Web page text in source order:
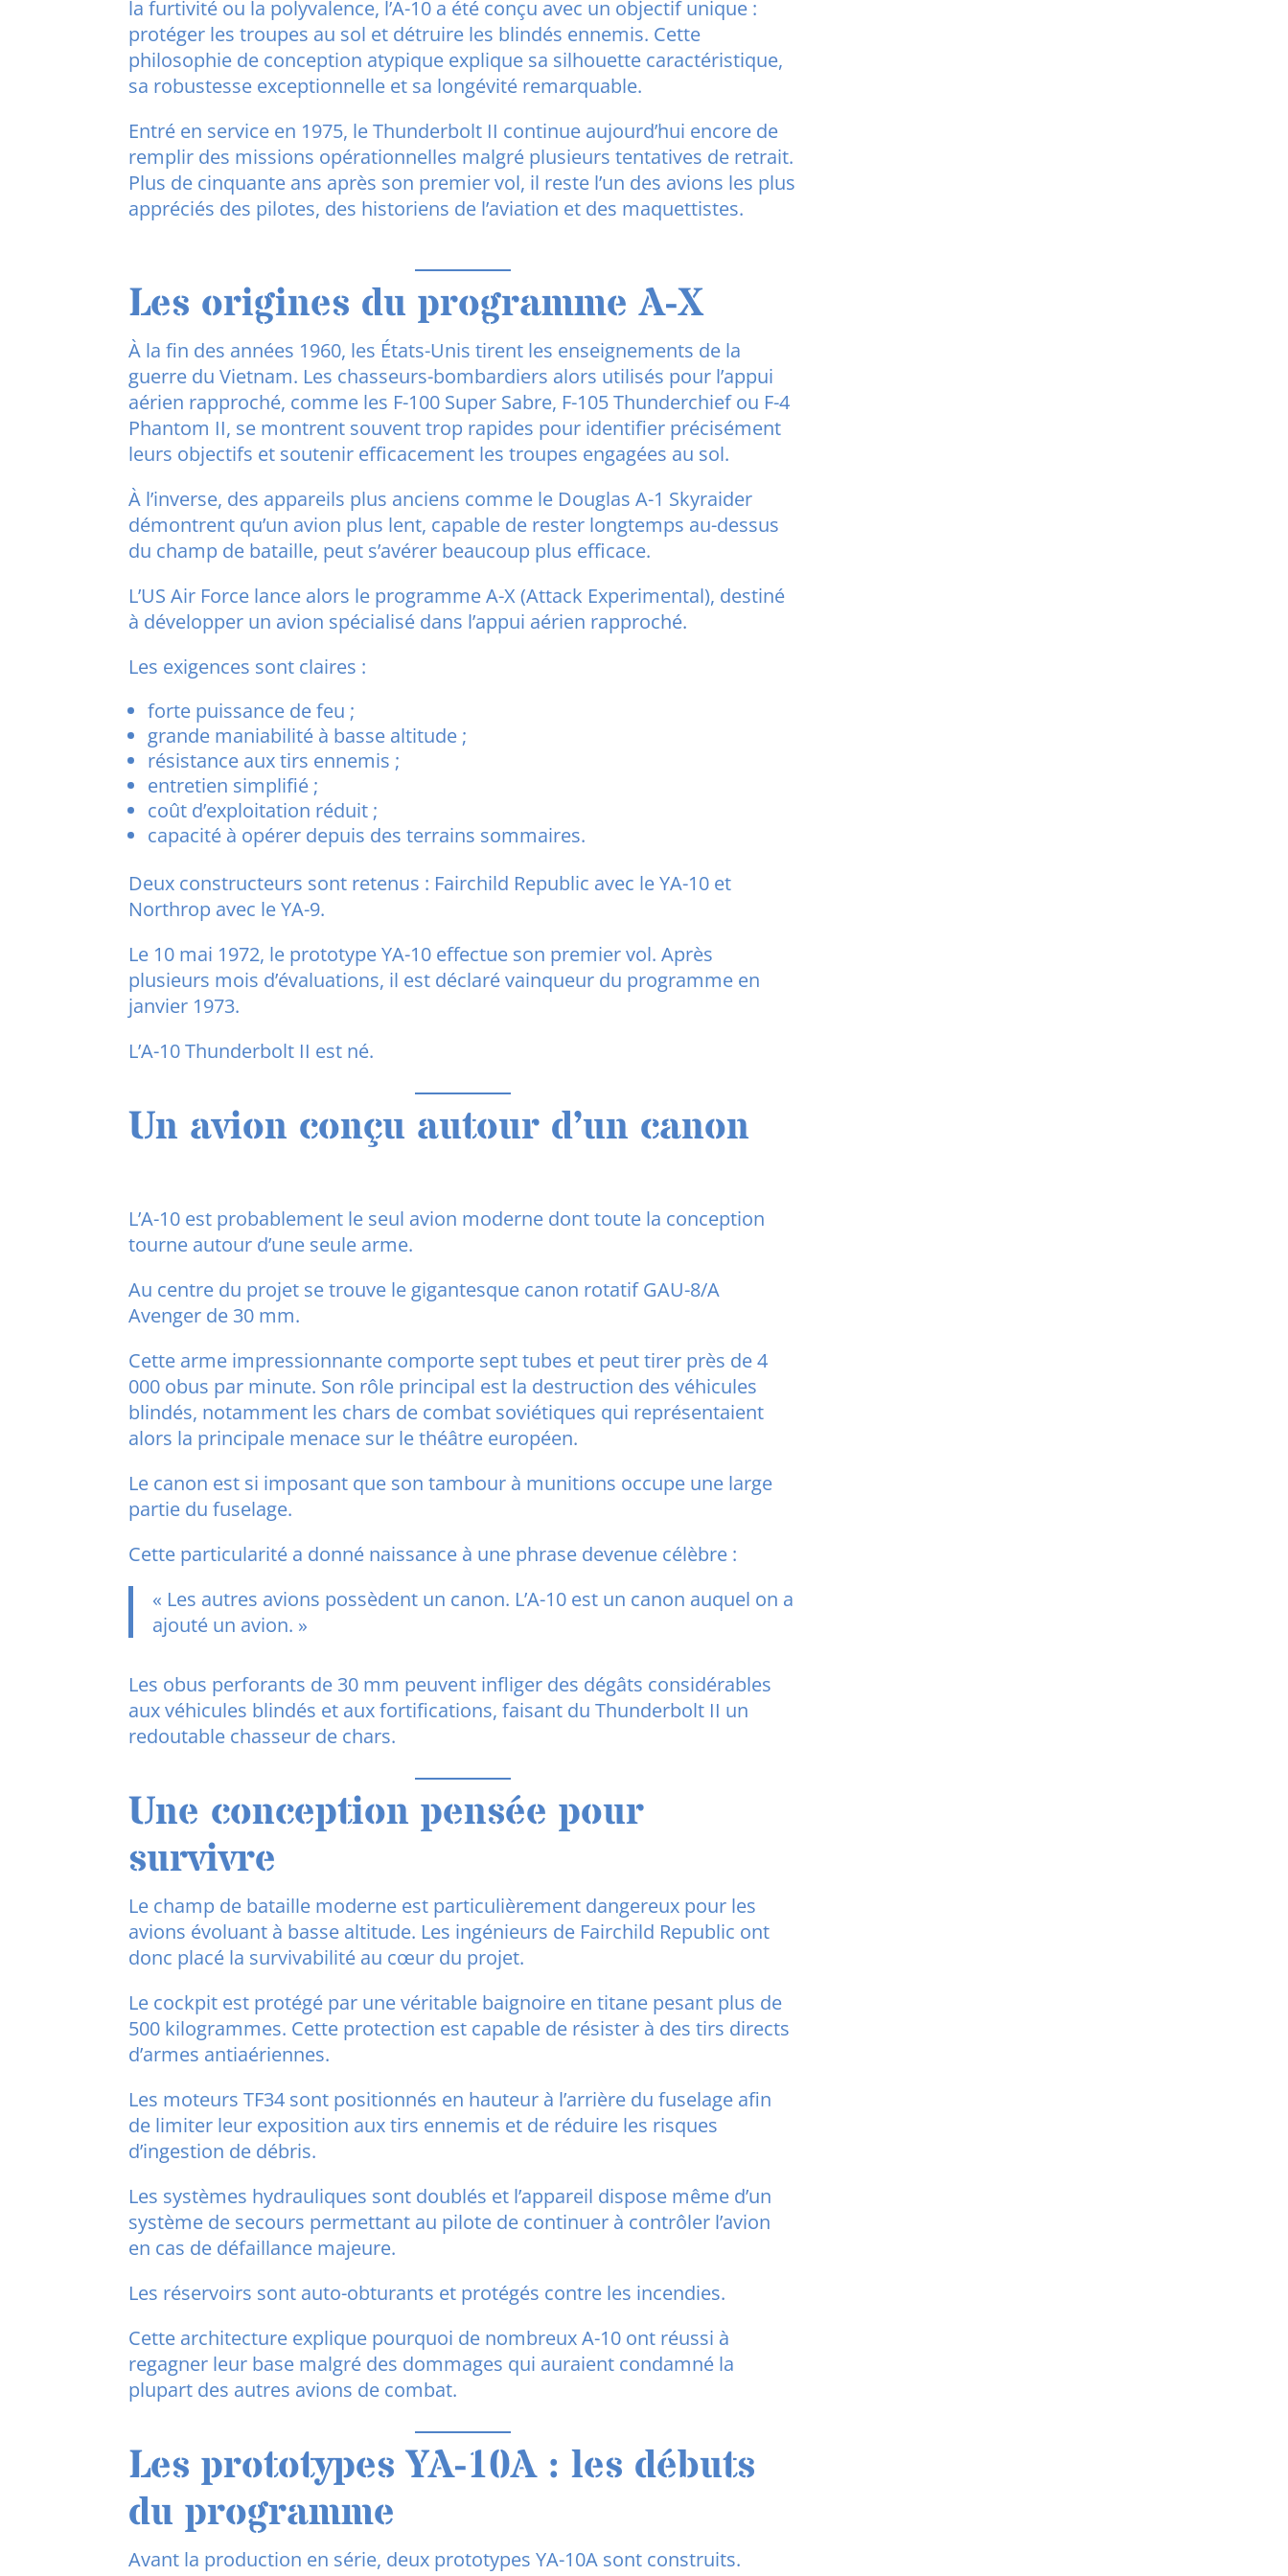
la furtivité ou la polyvalence, l’A-10 a été conçu avec un objectif unique :
protéger les troupes au sol et détruire les blindés ennemis. Cette
philosophie de conception atypique explique sa silhouette caractéristique,
sa robustesse exceptionnelle et sa longévité remarquable.
Entré en service en 1975, le Thunderbolt II continue aujourd’hui encore de
remplir des missions opérationnelles malgré plusieurs tentatives de retrait.
Plus de cinquante ans après son premier vol, il reste l’un des avions les plus
appréciés des pilotes, des historiens de l’aviation et des maquettistes.
Les origines du programme A-X
À la fin des années 1960, les États-Unis tirent les enseignements de la
guerre du Vietnam. Les chasseurs-bombardiers alors utilisés pour l’appui
aérien rapproché, comme les F-100 Super Sabre, F-105 Thunderchief ou F-4
Phantom II, se montrent souvent trop rapides pour identifier précisément
leurs objectifs et soutenir efficacement les troupes engagées au sol.
À l’inverse, des appareils plus anciens comme le Douglas A-1 Skyraider
démontrent qu’un avion plus lent, capable de rester longtemps au-dessus
du champ de bataille, peut s’avérer beaucoup plus efficace.
L’US Air Force lance alors le programme A-X (Attack Experimental), destiné
à développer un avion spécialisé dans l’appui aérien rapproché.
Les exigences sont claires :
forte puissance de feu ;
grande maniabilité à basse altitude ;
résistance aux tirs ennemis ;
entretien simplifié ;
coût d’exploitation réduit ;
capacité à opérer depuis des terrains sommaires.
Deux constructeurs sont retenus : Fairchild Republic avec le YA-10 et
Northrop avec le YA-9.
Le 10 mai 1972, le prototype YA-10 effectue son premier vol. Après
plusieurs mois d’évaluations, il est déclaré vainqueur du programme en
janvier 1973.
L’A-10 Thunderbolt II est né.
Un avion conçu autour d’un canon
L’A-10 est probablement le seul avion moderne dont toute la conception
tourne autour d’une seule arme.
Au centre du projet se trouve le gigantesque canon rotatif GAU-8/A
Avenger de 30 mm.
Cette arme impressionnante comporte sept tubes et peut tirer près de 4
000 obus par minute. Son rôle principal est la destruction des véhicules
blindés, notamment les chars de combat soviétiques qui représentaient
alors la principale menace sur le théâtre européen.
Le canon est si imposant que son tambour à munitions occupe une large
partie du fuselage.
Cette particularité a donné naissance à une phrase devenue célèbre :
« Les autres avions possèdent un canon. L’A-10 est un canon auquel on a
ajouté un avion. »
Les obus perforants de 30 mm peuvent infliger des dégâts considérables
aux véhicules blindés et aux fortifications, faisant du Thunderbolt II un
redoutable chasseur de chars.
Une conception pensée pour
survivre
Le champ de bataille moderne est particulièrement dangereux pour les
avions évoluant à basse altitude. Les ingénieurs de Fairchild Republic ont
donc placé la survivabilité au cœur du projet.
Le cockpit est protégé par une véritable baignoire en titane pesant plus de
500 kilogrammes. Cette protection est capable de résister à des tirs directs
d’armes antiaériennes.
Les moteurs TF34 sont positionnés en hauteur à l’arrière du fuselage afin
de limiter leur exposition aux tirs ennemis et de réduire les risques
d’ingestion de débris.
Les systèmes hydrauliques sont doublés et l’appareil dispose même d’un
système de secours permettant au pilote de continuer à contrôler l’avion
en cas de défaillance majeure.
Les réservoirs sont auto-obturants et protégés contre les incendies.
Cette architecture explique pourquoi de nombreux A-10 ont réussi à
regagner leur base malgré des dommages qui auraient condamné la
plupart des autres avions de combat.
Les prototypes YA-10A : les débuts
du programme
Avant la production en série, deux prototypes YA-10A sont construits.